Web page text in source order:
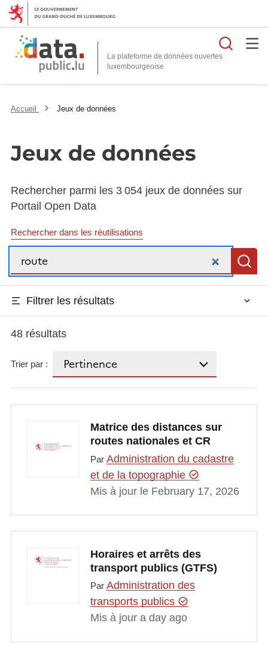
La plateforme de données ouvertes
Accueil Jeux de données
Jeux de données
Rechercher parmi les 3 054 jeux de données sur
Portail Open Data
Rechercher dans les réutilisations
Recherche
Filtrer les résultats
48 résultats
Trier par :
Matrice des distances sur
routes nationales et CR
Par Administration du cadastre
et de la topographie
Mis à jour le February 17, 2026
Horaires et arrêts des
transport publics (GTFS)
Par Administration des
transports publics
Mis à jour a day ago